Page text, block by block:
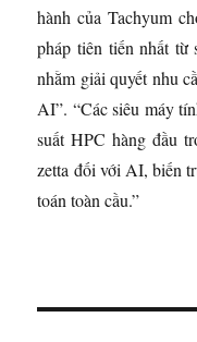
hành của Tachyum
pháp tiên tiến nhất từ
nhằm giải quyết nhu
AI”. “Các siêu máy
suất HPC hàng đầu
zetta đối với AI, biến
toán toàn cầu.”